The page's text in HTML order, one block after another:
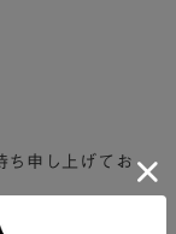
ち申し上げてお